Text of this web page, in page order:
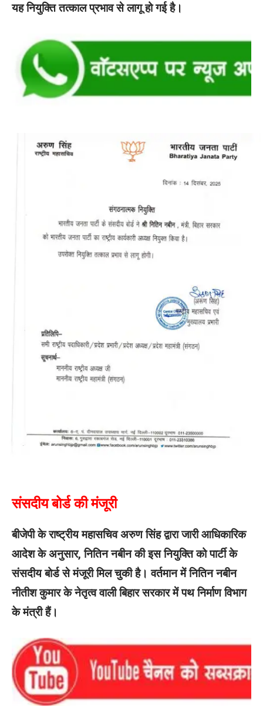
यह नियुक्ति तत्काल प्रभाव से लागू हो गई है।
संसदीय बोर्ड की मंजूरी
बीजेपी के राष्ट्रीय महासचिव अरुण सिंह द्वारा जारी आधिकारिक
आदेश के अनुसार, नितिन नबीन की इस नियुक्ति को पार्टी के
संसदीय बोर्ड से मंजूरी मिल चुकी है। वर्तमान में नितिन नबीन
नीतीश कुमार के नेतृत्व वाली बिहार सरकार में पथ निर्माण विभाग
के मंत्री हैं।